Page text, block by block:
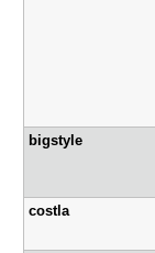
bigstyle
costla